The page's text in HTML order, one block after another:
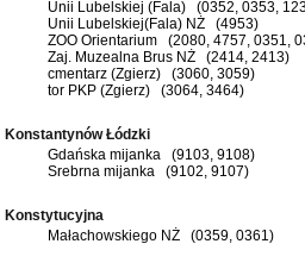
Unii Lubelskiej (Fala) (0352, 0353,
Unii Lubelskiej(Fala) NŻ (4953)
ZOO Orientarium (2080, 4757, 0351,
Zaj. Muzealna Brus NŻ (2414, 2413)
cmentarz (Zgierz) (3060, 3059)
tor PKP (Zgierz) (3064, 3464)
Konstantynów Łódzki
Gdańska mijanka (9103, 9108)
Srebrna mijanka (9102, 9107)
Konstytucyjna
Małachowskiego NŻ (0359, 0361)